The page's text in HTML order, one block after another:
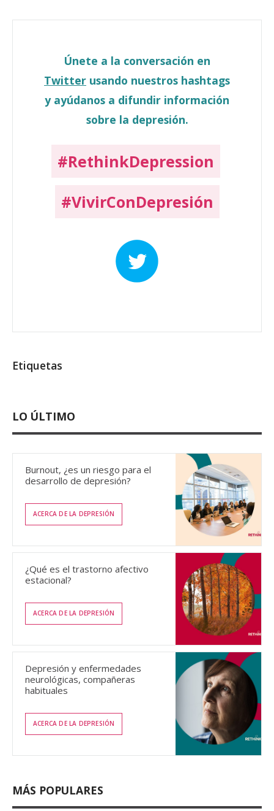
Únete a la conversación en
Twitter usando nuestros hashtags
y ayúdanos a difundir información
sobre la depresión.
#RethinkDepression
#VivirConDepresión
Etiquetas
LO ÚLTIMO
Burnout, ¿es un riesgo para el
desarrollo de depresión?
ACERCA DE LA DEPRESIÓN
¿Qué es el trastorno afectivo
estacional?
ACERCA DE LA DEPRESIÓN
Depresión y enfermedades
neurológicas, compañeras
habituales
ACERCA DE LA DEPRESIÓN
MÁS POPULARES